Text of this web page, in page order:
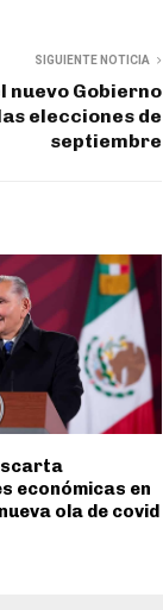
SIGUIENTE NOTICIA
nuevo Gobierno
elecciones de
septiembre
económicas en
ola de covid